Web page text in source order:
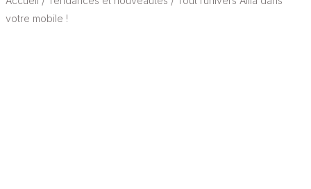
votre mobile !